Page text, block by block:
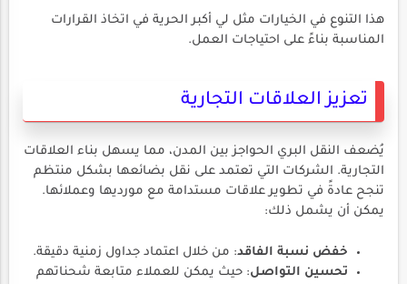
هذا التنوع في الخيارات مثل لي أكبر الحرية في اتخاذ القرارات
المناسبة بناءً على احتياجات العمل.
تعزيز العلاقات التجارية
يُضعف النقل البري الحواجز بين المدن، مما يسهل بناء العلاقات
التجارية. الشركات التي تعتمد على نقل بضائعها بشكل منتظم
تنجح عادةً في تطوير علاقات مستدامة مع مورديها وعملائها.
يمكن أن يشمل ذلك:
خفض نسبة الفاقد: من خلال اعتماد جداول زمنية دقيقة.
تحسين التواصل: حيث يمكن للعملاء متابعة شحناتهم